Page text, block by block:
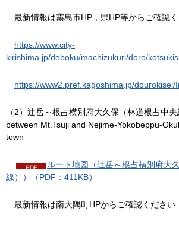
最新情報は霧島市HP，県HP等からご確認
https://www.city-
kirishima.jp/doboku/machizukuri/doro/
https://www2.pref.kagoshima.jp/dourokisei/
（2）辻岳～根占横別府大久保（林道根占中
between Mt.Tsuji and Nejime-Yokobeppu-
town
ルート地図（辻岳～根占横別府大
線））（PDF：411KB）
最新情報は南大隅町HPからご確認ください